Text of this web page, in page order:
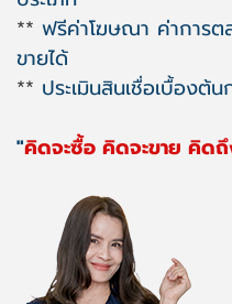
** ฟรีค่าโฆษณา ค่าการต
ขายได้
** ประเมินสินเชื่อเบื้องต้
"คิดจะซื้อ คิดจะขาย คิด